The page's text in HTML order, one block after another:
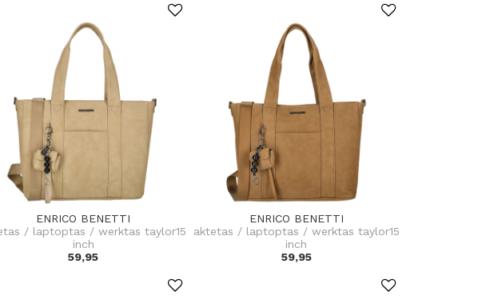
ENRICO BENETTI
/ laptoptas / werktas taylor15
inch
59,95
ENRICO BENETTI
aktetas / laptoptas / werktas taylor15
inch
59,95